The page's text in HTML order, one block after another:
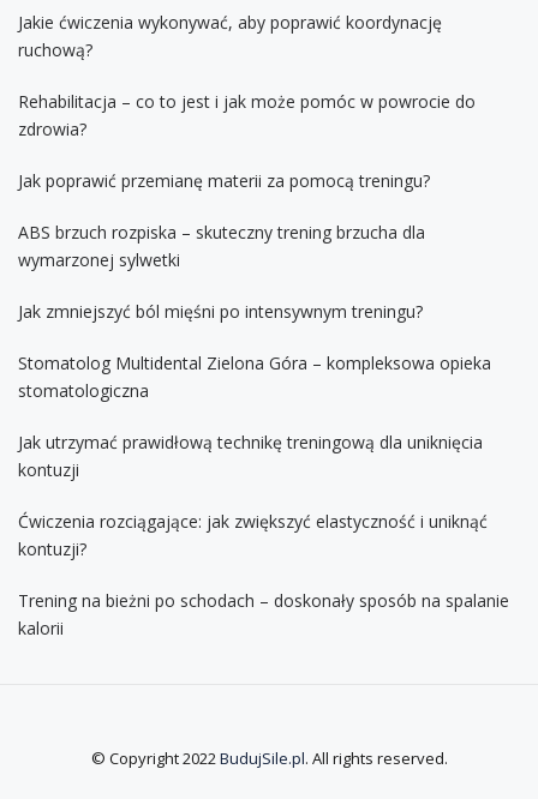
Jakie ćwiczenia wykonywać, aby poprawić koordynację
ruchową?
Rehabilitacja – co to jest i jak może pomóc w powrocie do
zdrowia?
Jak poprawić przemianę materii za pomocą treningu?
ABS brzuch rozpiska – skuteczny trening brzucha dla
wymarzonej sylwetki
Jak zmniejszyć ból mięśni po intensywnym treningu?
Stomatolog Multidental Zielona Góra – kompleksowa opieka
stomatologiczna
Jak utrzymać prawidłową technikę treningową dla uniknięcia
kontuzji
Ćwiczenia rozciągające: jak zwiększyć elastyczność i uniknąć
kontuzji?
Trening na bieżni po schodach – doskonały sposób na spalanie
kalorii
© Copyright 2022BudujSile.pl. All rights reserved.